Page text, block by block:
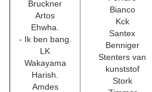
Bruckner
Artos
Ehwha.
- Ik ben bang.
LK
Wakayama
Harish.
Amdes
Bianco
Kck
Santex
Benniger
Stenters van
kunststof
Stork